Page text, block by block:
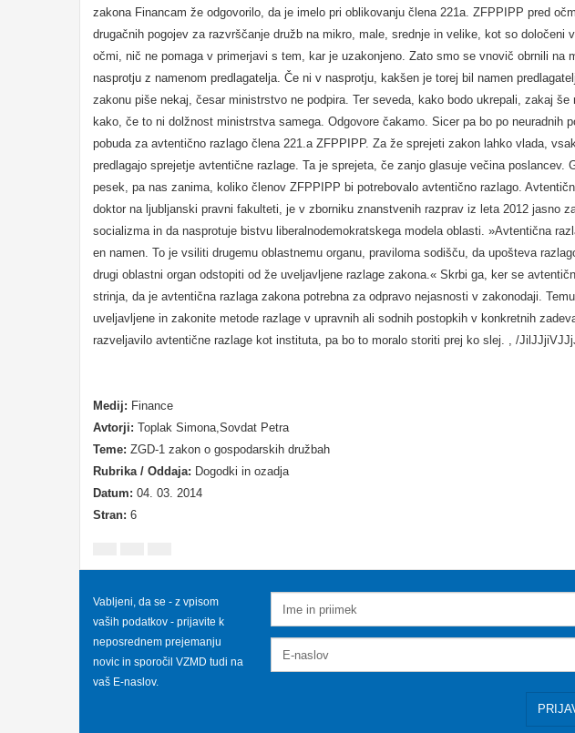
zakona Financam že odgovorilo, da je imelo pri oblikovanju člena 221a. ZFPPIPP pred
drugačnih pogojev za razvrščanje družb na mikro, male, srednje in velike, kot so določeni
očmi, nič ne pomaga v primerjavi s tem, kar je uzakonjeno. Zato smo se vnovič obrnili na
nasprotju z namenom predlagatelja. Če ni v nasprotju, kakšen je torej bil namen
zakonu piše nekaj, česar ministrstvo ne podpira. Ter seveda, kako bodo ukrepali, zakaj
kako, če to ni dolžnost ministrstva samega. Odgovore čakamo. Sicer pa bo po neuradnih
pobuda za avtentično razlago člena 221.a ZFPPIPP. Za že sprejeti zakon lahko vlada,
predlagajo sprejetje avtentične razlage. Ta je sprejeta, če zanjo glasuje večina
pesek, pa nas zanima, koliko členov ZFPPIPP bi potrebovalo avtentično razlago.
doktor na ljubljanski pravni fakulteti, je v zborniku znanstvenih razprav iz leta 2012 jasno
socializma in da nasprotuje bistvu liberalnodemokratskega modela oblasti. »Avtentična
en namen. To je vsiliti drugemu oblastnemu organu, praviloma sodišču, da upošteva
drugi oblastni organ odstopiti od že uveljavljene razlage zakona.« Skrbi ga, ker se
strinja, da je avtentična razlaga zakona potrebna za odpravo nejasnosti v zakonodaji.
uveljavljene in zakonite metode razlage v upravnih ali sodnih postopkih v konkretnih
razveljavilo avtentične razlage kot instituta, pa bo to moralo storiti prej ko slej. , /
Medij: Finance
Avtorji: Toplak Simona,Sovdat Petra
Teme: ZGD-1 zakon o gospodarskih družbah
Rubrika / Oddaja: Dogodki in ozadja
Datum: 04. 03. 2014
Stran: 6
Vabljeni, da se - z vpisom
vaših podatkov - prijavite k
neposrednem prejemanju
novic in sporočil VZMD tudi na
vaš E-naslov.